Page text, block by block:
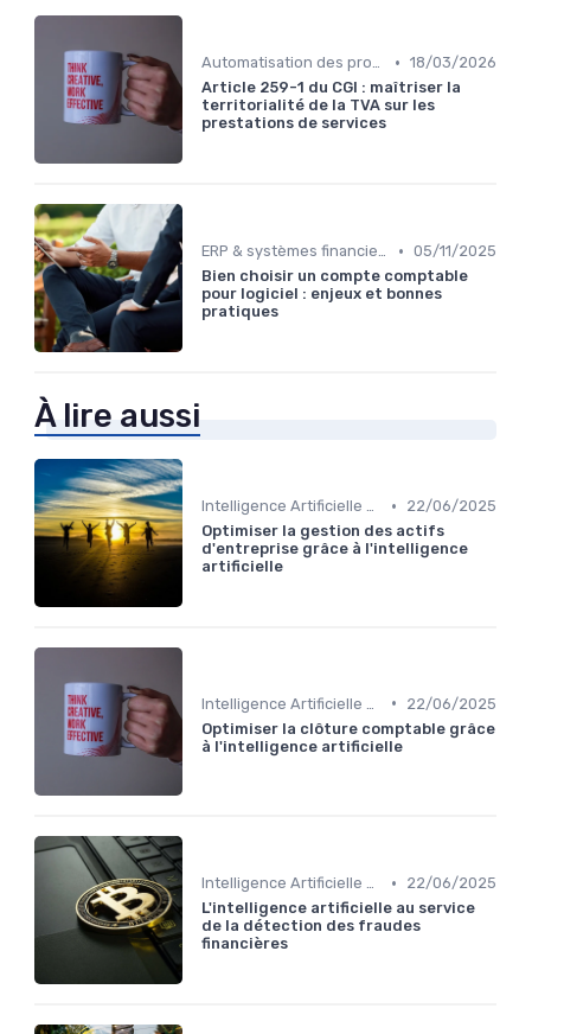
Automatisation des processus financiers • 18/03/2026
Article 259-1 du CGI : maîtriser la
territorialité de la TVA sur les
prestations de services
ERP & systèmes financiers • 05/11/2025
Bien choisir un compte comptable
pour logiciel : enjeux et bonnes
pratiques
À lire aussi
Intelligence Artificielle en finance •
22/06/2025
Optimiser la gestion des actifs
d'entreprise grâce à l'intelligence
artificielle
•
22/06/2025
Optimiser la clôture comptable grâce
à l'intelligence artificielle
Intelligence Artificielle en finance •
22/06/2025
L'intelligence artificielle au service
de la détection des fraudes
financières